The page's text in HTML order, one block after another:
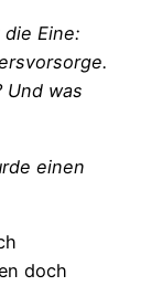
Eine:
Und was
einen
doch